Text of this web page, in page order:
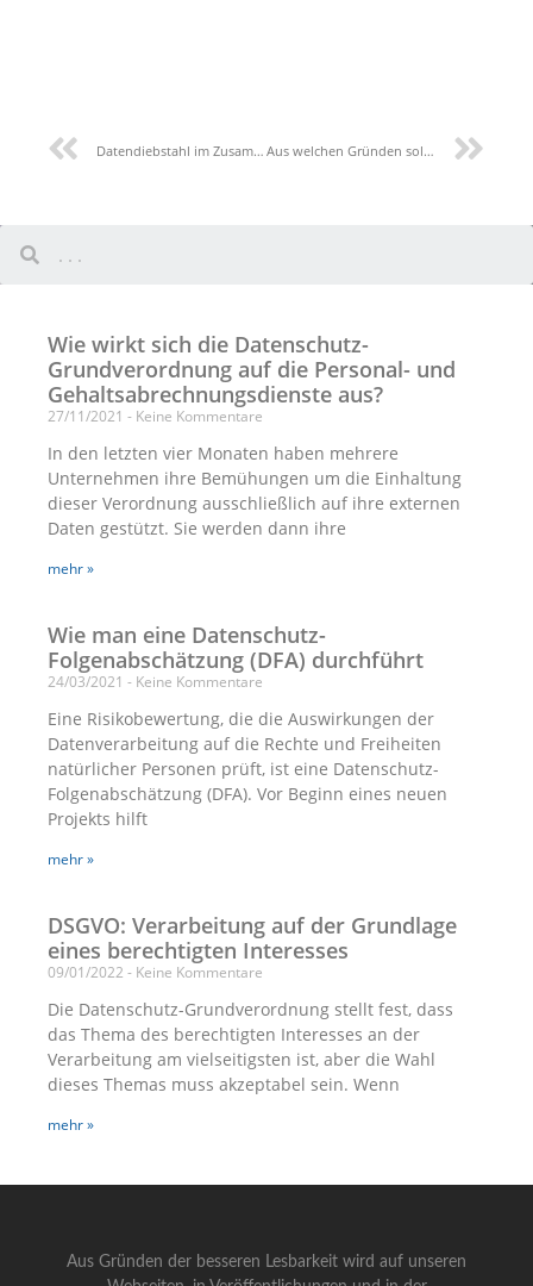
Datendiebstahl im Zusammenhang mit der Beschäftigung Aus welchen Gründen sollten personenbezogene Daten erhoben werden?
Wie wirkt sich die Datenschutz-
Grundverordnung auf die Personal- und
Gehaltsabrechnungsdienste aus?
27/11/2021 Keine Kommentare
In den letzten vier Monaten haben mehrere
Unternehmen ihre Bemühungen um die Einhaltung
dieser Verordnung ausschließlich auf ihre externen
Daten gestützt. Sie werden dann ihre
mehr »
Wie man eine Datenschutz-
Folgenabschätzung (DFA) durchführt
24/03/2021 Keine Kommentare
Eine Risikobewertung, die die Auswirkungen der
Datenverarbeitung auf die Rechte und Freiheiten
natürlicher Personen prüft, ist eine Datenschutz-
Folgenabschätzung (DFA). Vor Beginn eines neuen
Projekts hilft
mehr »
DSGVO: Verarbeitung auf der Grundlage
eines berechtigten Interesses
09/01/2022 Keine Kommentare
Die Datenschutz-Grundverordnung stellt fest, dass
das Thema des berechtigten Interesses an der
Verarbeitung am vielseitigsten ist, aber die Wahl
dieses Themas muss akzeptabel sein. Wenn
mehr »
Aus Gründen der besseren Lesbarkeit wird auf unseren